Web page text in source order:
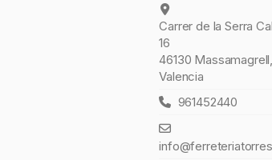
Carrer de la Serra
16
46130 Massamagrell,
Valencia
961452440